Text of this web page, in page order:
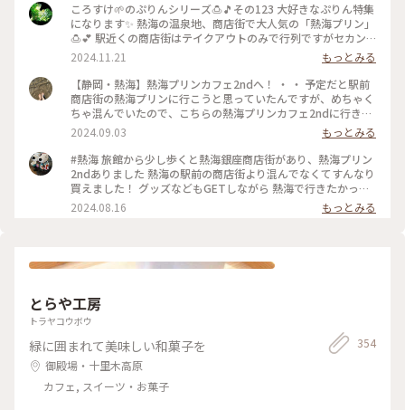
ころすけ🌱のぷりんシリーズ🍮🎵その123 大好きなぷりん特集
になります✨ 熱海の温泉地、商店街で大人気の「熱海プリン」
🍮💕 駅近くの商店街はテイクアウトのみで行列ですがセカン
ドカフェは空いていてイートインできます✨桶がテーブル代わ
りでトレードマークのカバのクッキー飾り付け🤍カバが生クリ
ームに埋もれぎみです🤭笑w それにしてもどうしてカバなの
でしょう😂 #熱海プリン #めちゃ人気 #まだバズり中 #カバ #
温泉地 #セカンド空いてておすすめ #旅先のぷりん最高すぎる
2024.11.21
もっとみる
【静岡・熱海】熱海プリンカフェ2ndへ！ ・ ・ 予定だと駅前
商店街の熱海プリンに行こうと思っていたんですが、めちゃく
ちゃ混んでいたので、こちらの熱海プリンカフェ2ndに行きま
した🍮 ・ まず店内が可愛い🩷雑貨が売っていたり、狭いです
がイートインスペースもあって、壁のイラストがカバや温泉イ
メージで可愛かったです。 ・ 念願の熱海プリンはテイクアウ
トで注文して、店内ではプリンソフトをいただきました。 ソフ
トクリーム部分に乗ってるキャラメルかな？食感があってよか
ったです。下の部分がプリンになっていて、甘くてとっても美
味しかったです😋 ・ ・ #熱海プリン #熱海プリンカフェ #熱海
2024.09.03
もっとみる
#熱海 旅館から少し歩くと熱海銀座商店街があり、熱海プリン
2ndありました 熱海の駅前の商店街より混んでなくてすんなり
買えました！ グッズなどもGETしながら 熱海で行きたかった
美術館、熱海プリン しかし熱海も相当暑いです
2024.08.16 もっとみる
とらや工房
トラヤコウボウ
緑に囲まれて美味しい和菓子を
御殿場・十里木高原
カフェ, スイーツ・お菓子
354